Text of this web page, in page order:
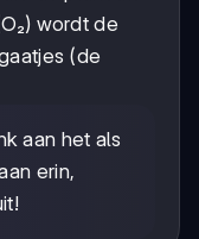
wordt de
(de
aan het als
erin,